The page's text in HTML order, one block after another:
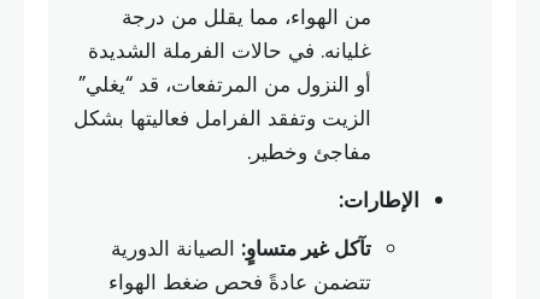
من الهواء، مما يقلل من درجة
غليانه. في حالات الفرملة الشديدة
أو النزول من المرتفعات، قد “يغلي”
الزيت وتفقد الفرامل فعاليتها بشكل
مفاجئ وخطير.
الإطارات:
تآكل غير متساوٍ: الصيانة الدورية
تتضمن عادةً فحص ضغط الهواء